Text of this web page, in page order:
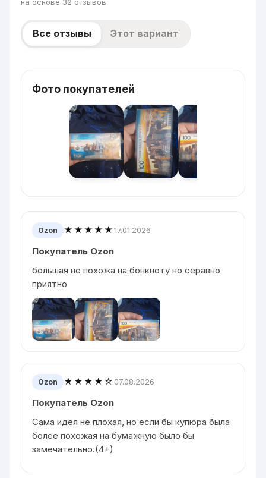
Все отзывы Этот вариант
Фото покупателей
Ozon ★★★★★17.01.2026
Покупатель Ozon
большая не похожа на бонкноту но серавно
приятно
Ozon ★★★★☆ 07.08.2026
Покупатель Ozon
Сама идея не плохая, но если бы купюра была
более похожая на бумажную было бы
замечательно.(4+)